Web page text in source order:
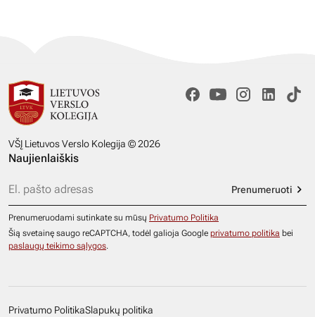
VŠĮ Lietuvos Verslo Kolegija © 2026
Naujienlaiškis
Prenumeruoti
Prenumeruodami sutinkate su mūsų Privatumo Politika
Šią svetainę saugo reCAPTCHA, todėl galioja Google privatumo politika bei
paslaugų teikimo sąlygos.
Privatumo PolitikaSlapukų politika